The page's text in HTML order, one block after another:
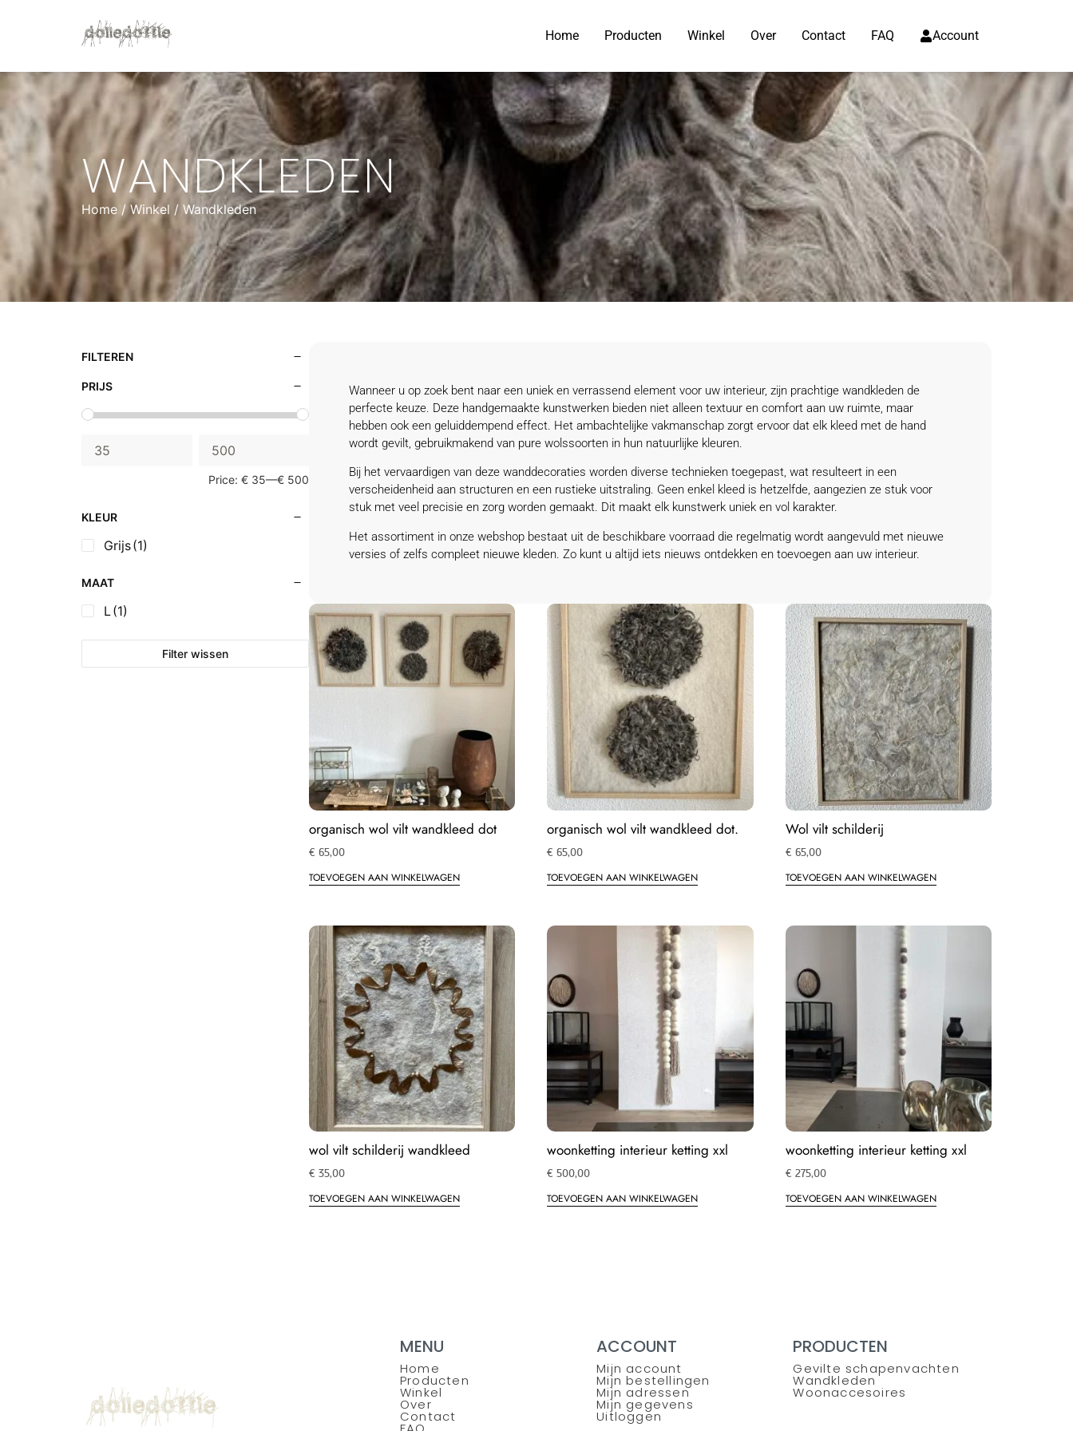
Home Producten Winkel Over Contact FAQ Account
WANDKLEDEN
Home /Winkel / Wandkleden
FILTEREN
PRIJS
Price: € 35—€ 500
KLEUR
Grijs(1)
MAAT
L(1)
Filter wissen
Wanneer u op zoek bent naar een uniek en verrassend element voor uw interieur, zijn prachtige wandkleden de
perfecte keuze. Deze handgemaakte kunstwerken bieden niet alleen textuur en comfort aan uw ruimte, maar
hebben ook een geluiddempend effect. Het ambachtelijke vakmanschap zorgt ervoor dat elk kleed met de hand
wordt gevilt, gebruikmakend van pure wolssoorten in hun natuurlijke kleuren.
Bij het vervaardigen van deze wanddecoraties worden diverse technieken toegepast, wat resulteert in een
verscheidenheid aan structuren en een rustieke uitstraling. Geen enkel kleed is hetzelfde, aangezien ze stuk voor
stuk met veel precisie en zorg worden gemaakt. Dit maakt elk kunstwerk uniek en vol karakter.
Het assortiment in onze webshop bestaat uit de beschikbare voorraad die regelmatig wordt aangevuld met nieuwe
versies of zelfs compleet nieuwe kleden. Zo kunt u altijd iets nieuws ontdekken en toevoegen aan uw interieur.
organisch wol vilt wandkleed dot
€ 65,00
TOEVOEGEN AAN WINKELWAGEN
organisch wol vilt wandkleed dot.
€ 65,00
TOEVOEGEN AAN WINKELWAGEN
Wol vilt schilderij
€ 65,00
TOEVOEGEN AAN WINKELWAGEN
wol vilt schilderij wandkleed
€ 35,00
TOEVOEGEN AAN WINKELWAGEN
woonketting interieur ketting xxl
€ 500,00
TOEVOEGEN AAN WINKELWAGEN
woonketting interieur ketting xxl
€ 275,00
TOEVOEGEN AAN WINKELWAGEN
MENU
Home
Producten
Winkel
Over
Contact
ACCOUNT
Mijn account
Mijn bestellingen
Mijn adressen
Mijn gegevens
Uitloggen
PRODUCTEN
Gevilte schapenvachten
Wandkleden
Woonaccesoires